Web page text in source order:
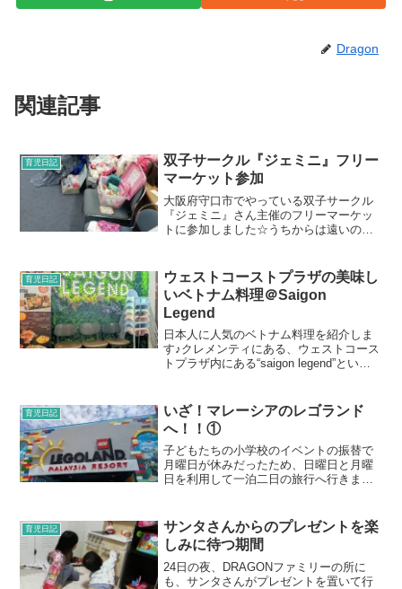
Dragon
関連記事
育児日記
双子サークル『ジェミニ』フリー
マーケット参加
大阪府守口市でやっている双子サークル
『ジェミニ』さん主催のフリーマーケッ
トに参加しました☆うちからは遠いので
と思って前から楽しみにしていました！
今回は購入のみの参加です...
育児日記
ウェストコーストプラザの美味し
いベトナム料理＠Saigon
Legend
日本人に人気のベトナム料理を紹介しま
す♪クレメンティにある、ウェストコース
トプラザ内にある“saigon legend”という
す。それだけ、日本人に人気のお店なの
かな♪...
育児日記
いざ！マレーシアのレゴランド
へ！！①
子どもたちの小学校のイベントの振替で
月曜日が休みだったため、日曜日と月曜
日を利用して一泊二日の旅行へ行きまし
小さい子がいる家族は、ほとんどの人が
一度は行ったことが...
育児日記
サンタさんからのプレゼントを楽
しみに待つ期間
24日の夜、DRAGONファミリーの所に
も、サンタさんがプレゼントを置いて行